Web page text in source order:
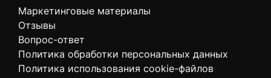
Маркетинговые материалы
Отзывы
Вопрос-ответ
Политика обработки персональных данных
Политика использования cookie-файлов